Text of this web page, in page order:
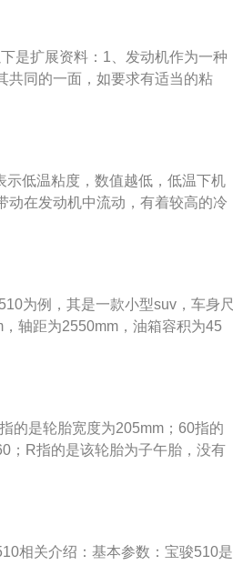
很大，而大灯则位于格栅两侧。
是扩展资料：1、发动机作为一种
共同的一面，如要求有适当的粘
求。2、对发动机总的要求是体
影响，所以摩擦面的温度很高，
低温粘度，数值越低，低温下机
动在发动机中流动，有着较高的冷
数值越高机油在运行中就粘稠，
、1740mm、1615mm，轴距
为例，其是一款小型suv，车身尺
轴距为2550mm，油箱容积为45
是麦弗逊式独立悬架，后悬架是扭
动变速箱。
的是轮胎宽度为205mm；60指的
；R指的是该轮胎为子午胎，没有
16英寸。宝骏510是上汽通用五
的长宽高分别为4220mm、174
相关介绍：基本参数：宝骏510是